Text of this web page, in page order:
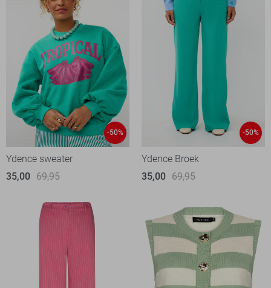
-50%
Ydence sweater
35,00 69,95
-50%
Ydence Broek
35,00 69,95